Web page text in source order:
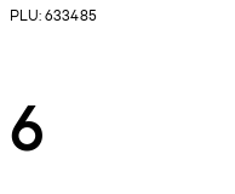
PLU: 633485
6